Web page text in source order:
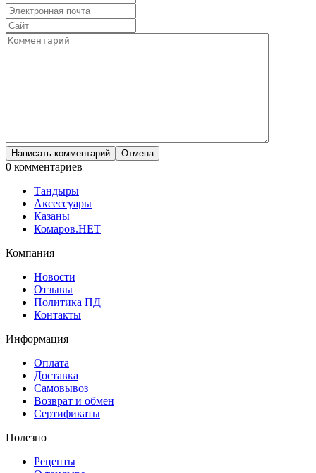
0 комментариев
Тандыры
Аксессуары
Казаны
Комаров.НЕТ
Компания
Новости
Отзывы
Политика ПД
Контакты
Информация
Оплата
Доставка
Самовывоз
Возврат и обмен
Сертификаты
Полезно
Рецепты